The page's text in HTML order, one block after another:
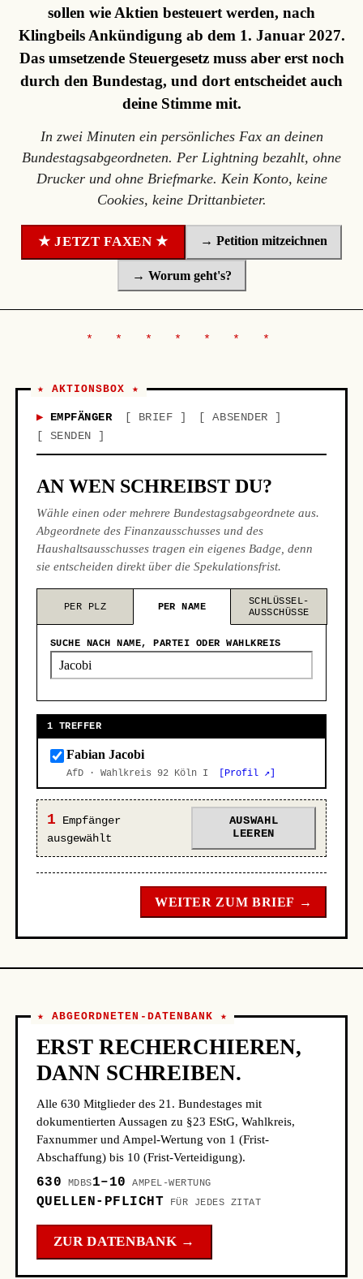
sollen wie Aktien besteuert werden, nach
Klingbeils Ankündigung ab dem 1. Januar 2027.
Das umsetzende Steuergesetz muss aber erst noch
durch den Bundestag, und dort entscheidet auch
deine Stimme mit.
In zwei Minuten ein persönliches Fax an deinen
Bundestagsabgeordneten. Per Lightning bezahlt, ohne
Drucker und ohne Briefmarke. Kein Konto, keine
Cookies, keine Drittanbieter.
★ JETZT FAXEN ★ → Petition mitzeichnen
→ Worum geht's?
★ AKTIONSBOX ★
EMPFÄNGER BRIEF
ABSENDER
SENDEN
AN WEN SCHREIBST DU?
Wähle einen oder mehrere Bundestagsabgeordnete aus.
Abgeordnete des Finanzausschusses und des
Haushaltsausschusses tragen ein eigenes Badge, denn
sie entscheiden direkt über die Spekulationsfrist.
PER PLZ PER NAME
SCHLÜSSEL-
AUSSCHÜSSE
SUCHE NACH NAME, PARTEI ODER WAHLKREIS
1 TREFFER
Fabian Jacobi
AfD · Wahlkreis 92 Köln I [Profil ↗]
1 Empfänger
ausgewählt
AUSWAHL
LEEREN
WEITER ZUM BRIEF →
★ ABGEORDNETEN-DATENBANK ★
ERST RECHERCHIEREN,
DANN SCHREIBEN.
Alle 630 Mitglieder des 21. Bundestages mit
dokumentierten Aussagen zu §23 EStG, Wahlkreis,
Faxnummer und Ampel-Wertung von 1 (Frist-
Abschaffung) bis 10 (Frist-Verteidigung).
630 MDBS1–10 AMPEL-WERTUNG
QUELLEN-PFLICHT FÜR JEDES ZITAT
ZUR DATENBANK →